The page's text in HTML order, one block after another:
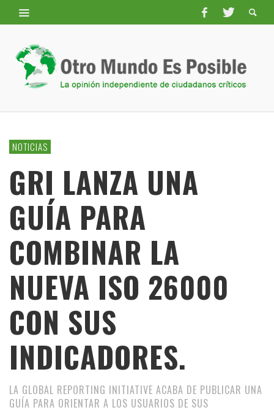
NOTICIAS
GRI LANZA UNA
GUÍA PARA
COMBINAR LA
NUEVA ISO 26000
CON SUS
INDICADORES.
LA GLOBAL REPORTING INITIATIVE ACABA DE PUBLICAR UNA
GUÍA PARA ORIENTAR A LOS USUARIOS DE SUS